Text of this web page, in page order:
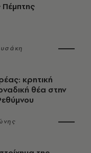
κρητική
θέα στην